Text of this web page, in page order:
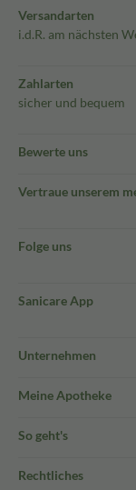
Versandarten
i.d.R. am nächsten
Zahlarten
sicher und bequem
Bewerte uns
Vertraue unserem
Folge uns
Sanicare App
Unternehmen
Meine Apotheke
So geht's
Rechtliches